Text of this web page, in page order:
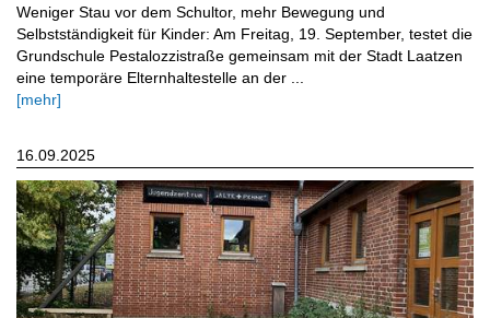
Weniger Stau vor dem Schultor, mehr Bewegung und
Selbstständigkeit für Kinder: Am Freitag, 19. September, testet die
Grundschule Pestalozzistraße gemeinsam mit der Stadt Laatzen
eine temporäre Elternhaltestelle an der ...
[mehr]
16.09.2025